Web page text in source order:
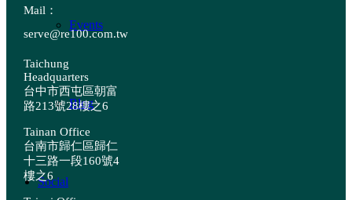
Events
Blog
Social
Mail：
serve@re100.com.tw
Taichung
Headquarters
台中市西屯區朝富
路213號28樓之6
Tainan Office
台南市歸仁區歸仁
十三路一段160號4
樓之6